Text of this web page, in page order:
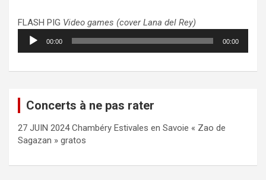
FLASH PIG Video games (cover Lana del Rey)
Lecteur
audio
00:00 00:00
Concerts à ne pas rater
27 JUIN 2024 Chambéry Estivales en Savoie « Zao de
Sagazan » gratos